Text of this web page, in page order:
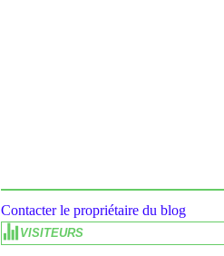
Contacter le propriétaire du blog
VISITEURS